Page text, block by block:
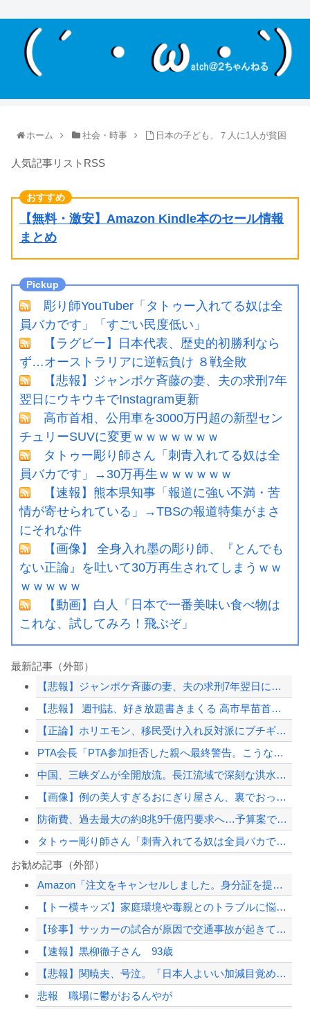
ホーム 社会・時事 日本の子ども、７人に1人が貧困
人気記事リストRSS
【無料・激安】Amazon Kindle本のセール情報
まとめ
彫り師YouTuber「タトゥー入れてる奴は全
員バカです」「すごい民度低い」
【ラグビー】日本代表、歴史的初勝利なら
ず…オーストラリアに逆転負け ８戦全敗
【悲報】ジャンポケ斉藤の妻、夫の求刑7年
翌日にウキウキでInstagram更新
高市首相、公用車を3000万円超の新型セン
チュリーSUVに変更ｗｗｗｗｗｗｗ
タトゥー彫り師さん「刺青入れてる奴は全
員バカです」→30万再生ｗｗｗｗｗｗ
【速報】熊本県知事「報道に強い不満・苦
情が寄せられている」→TBSの報道特集がまさ
にそれな件
【画像】 全身入れ墨の彫り師、『とんでも
ない正論』を吐いて30万再生されてしまうｗｗ
ｗｗｗｗｗ
【動画】白人「日本で一番美味い食べ物は
これな、試してみろ！飛ぶぞ」
最新記事（外部）
【悲報】ジャンポケ斉藤の妻、夫の求刑7年翌日にウキウキでInstagram更新
【悲報】 週刊誌、好き放題書きまくる 高市早苗首相は新公用車の贅を尽くした後部座...
【正論】ホリエモン、移民受け入れ反対派にブチギレ→スタジオ誰も反論できず沈黙
PTA会長「PTA参加拒否した親へ最終警告。こうなってもいい？」
中国、三峡ダムが全開放流。長江流域で深刻な洪水被害
【画像】例の美人すぎるおにぎり屋さん、裏でおっさんが握っていたｗｗｗ
防衛費、過去最大の約8兆9千億円要求へ…予算案で膨張、迎撃用無人機・AIなど導入...
タトゥー彫り師さん「刺青入れてる奴は全員バカです」→30万再生ｗｗｗｗｗｗ
元いいとも青年隊、中居正広の”素顔”を暴露
中国、三峡ダムが全開放流。長江流域で深刻な洪水被害
【熊本地震】車中泊避難して留守の家からエアコン室外機盗む 警察に「室外機が盗まれ...
【緊急速報】NYで警官が黒人男性の首を絞め、暴動第二波不可避へ
お勧め記事（外部）
Amazon「注文をキャンセルしました。身分証を提出してください」 X民「は？怪...
【トー横キッズ】家庭環境や毒親とのトラブルに悩む若者「大人に相談しても具体的に何...
【珍事】サッカーの試合が原因で交通事故が起きてしまう。
【速報】黒柳徹子さん 93歳
【悲報】関暁夫、号泣。「日本人よいい加減目覚めろ！」と涙の訴え
悲報 職場に鬱がおるんやが